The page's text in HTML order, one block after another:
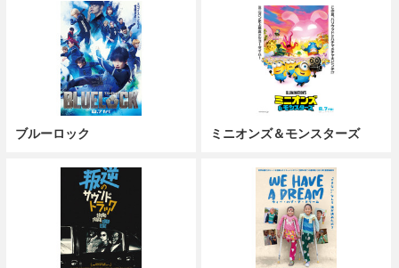
ブルーロック ミニオンズ＆モンスターズ